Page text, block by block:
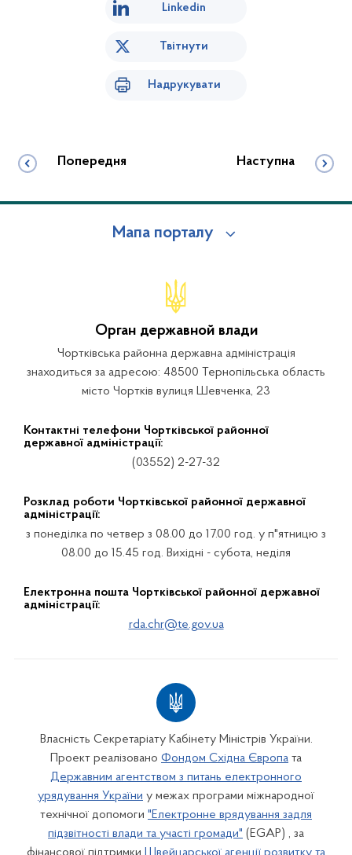
Linkedin
Твітнути
Надрукувати
Попередня Наступна
Мапа порталу
Орган державной влади
Чортківська районна державна адміністрація
знаходиться за адресою: 48500 Тернопільська область
місто Чортків вулиця Шевченка, 23
Контактні телефони Чортківської районної
державної адміністрації:
(03552) 2-27-32
Розклад роботи Чортківської районної державної
адміністрації:
з понеділка по четвер з 08.00 до 17.00 год. у п"ятницю з
08.00 до 15.45 год. Вихідні - субота, неділя
Електронна пошта Чортківської районної державної
адміністрації:
rda.chr@te.gov.ua
Власність Секретаріату Кабінету Міністрів України.
Проект реалізовано Фондом Східна Європа та
Державним агентством з питань електронного
урядування України у межах програми міжнародної
технічної допомоги "Електронне врядування задля
підзвітності влади та участі громади" (EGAP) , за
фінансової підтримки
Швейцарської агенції розвитку та